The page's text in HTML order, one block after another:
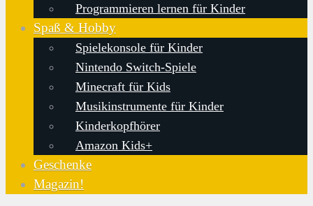
Programmieren lernen für Kinder
Spaß & Hobby
Spielekonsole für Kinder
Nintendo Switch-Spiele
Minecraft für Kids
Musikinstrumente für Kinder
Kinderkopfhörer
Amazon Kids+
Geschenke
Magazin!